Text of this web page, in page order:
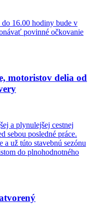
do 16.00 hodiny bude v
povinné očkovanie
motoristov delia od
a plynulejšej cestnej
sebou posledné práce.
už túto stavebnú sezónu
do plnohodnotného